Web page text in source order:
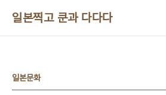
일본찍고 쿤과 다다다
일본문화